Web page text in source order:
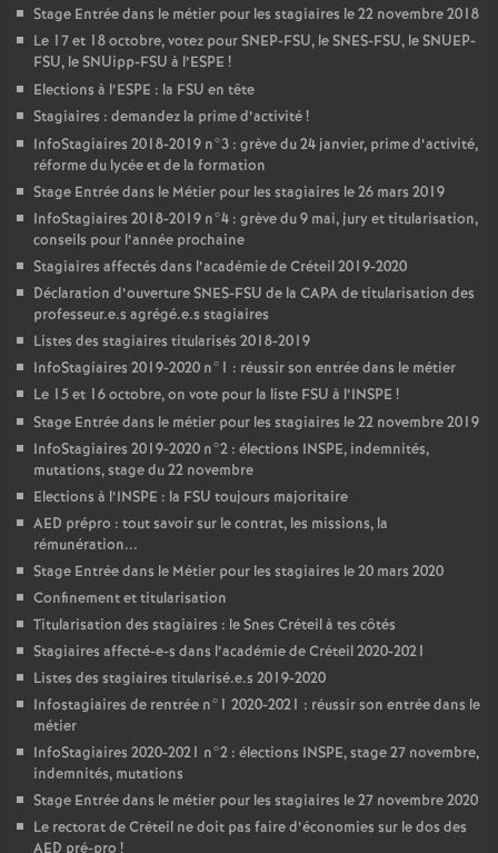
Stage Entrée dans le métier pour les stagiaires le 22 novembre 2018
Le 17 et 18 octobre, votez pourSNEP-FSU, leSNES-FSU, leSNUEP-
FSU, le SNUipp-FSU à l’ESPE !
Elections à l’ESPE : la FSU en tête
Stagiaires : demandez la prime d’activité!
InfoStagiaires 2018-2019 n°3 : grève du 24 janvier, prime d’activité,
réforme du lycée et de la formation
Stage Entrée dans le Métier pour les stagiaires le 26 mars 2019
InfoStagiaires 2018-2019 n°4 : grève du 9 mai, jury et titularisation,
conseils pour l’année prochaine
Stagiaires affectés dans l’académie de Créteil 2019-2020
Déclaration d’ouvertureSNES-FSU de la CAPAde titularisation des
professeur.e.s agrégé.e.s stagiaires
Listes des stagiaires titularisés 2018-2019
InfoStagiaires 2019-2020 n°1 : réussir son entrée dans le métier
Le 15 et 16 octobre, on vote pour la liste FSU à l’INSPE !
Stage Entrée dans le métier pour les stagiaires le 22 novembre 2019
InfoStagiaires 2019-2020 n°2 : élections INSPE, indemnités,
mutations, stage du 22 novembre
Elections à l’INSPE : la FSU toujours majoritaire
AED prépro : tout savoir sur le contrat, les missions, la
rémunération...
Stage Entrée dans le Métier pour les stagiaires le 20 mars 2020
Confinement et titularisation
Titularisation des stagiaires : le Snes Créteil à tes côtés
Stagiaires affecté-e-s dans l’académie de Créteil 2020-2021
Listes des stagiaires titularisé.e.s 2019-2020
Infostagiaires de rentrée n°1 2020-2021 : réussir son entrée dans le
métier
InfoStagiaires 2020-2021 n°2 : élections INSPE, stage 27 novembre,
indemnités, mutations
Stage Entrée dans le métier pour les stagiaires le 27 novembre 2020
Le rectorat de Créteil ne doit pas faire d’économies sur le dos des